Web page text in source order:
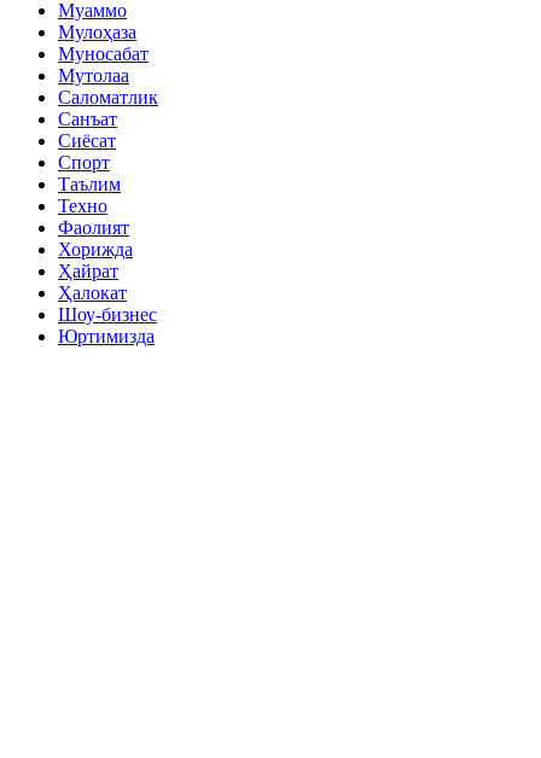
Муаммо
Мулоҳаза
Муносабат
Мутолаа
Саломатлик
Санъат
Сиёсат
Спорт
Таълим
Техно
Фаолият
Хорижда
Ҳайрат
Ҳалокат
Шоу-бизнес
Юртимизда